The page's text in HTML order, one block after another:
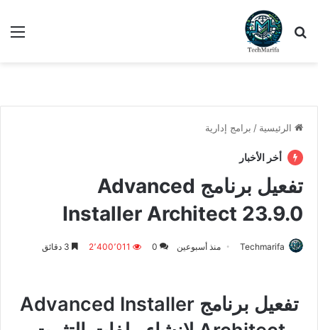
بحث عن
الرئيسية / برامج إدارية
أخر الأخبار
تفعيل برنامج Advanced
Installer Architect 23.9.0
Techmarifa منذ أسبوعين 0 2٬400٬011
تفعيل برنامج Advanced Installer